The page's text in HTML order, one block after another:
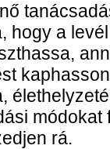
hogy a
módokat
rá.